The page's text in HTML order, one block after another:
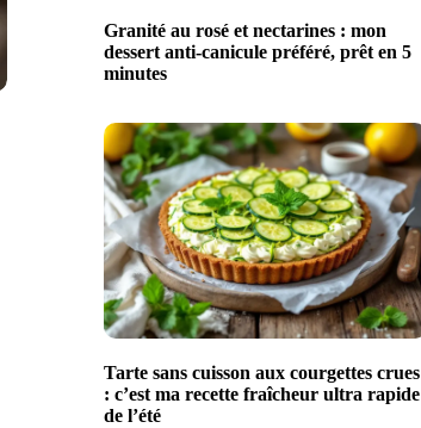
Granité au rosé et nectarines : mon
dessert anti-canicule préféré, prêt en 5
minutes
Tarte sans cuisson aux courgettes crues
: c’est ma recette fraîcheur ultra rapide
de l’été